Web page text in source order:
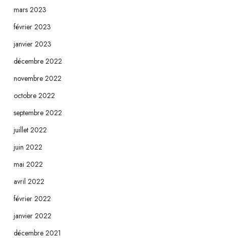
mars 2023
février 2023
janvier 2023
décembre 2022
novembre 2022
octobre 2022
septembre 2022
juillet 2022
juin 2022
mai 2022
avril 2022
février 2022
janvier 2022
décembre 2021